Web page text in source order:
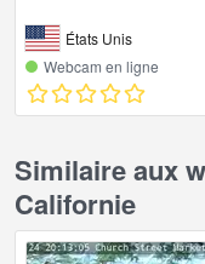
États Unis
Webcam en ligne
Similaire aux
Californie